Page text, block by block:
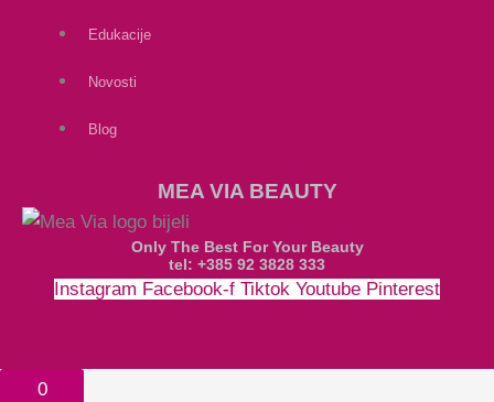
Edukacije
Novosti
Blog
MEA VIA BEAUTY
Only The Best For Your Beauty
tel: +385 92 3828 333
Instagram Facebook-f Tiktok Youtube Pinterest
0